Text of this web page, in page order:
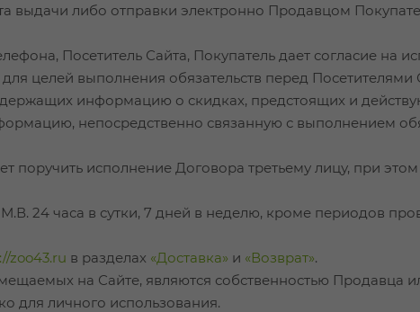
выдачи либо отправки электронно Продавцом
Посетитель Сайта, Покупатель дает согласие на
целей выполнения обязательств перед Посетителями
информацию о скидках, предстоящих и
непосредственно связанную с выполнением
поручить исполнение Договора третьему лицу, при
24 часа в сутки, 7 дней в неделю, кроме периодов
zoo43.ru в разделах «Доставка» и «Возврат».
на Сайте, являются собственностью Продавца
для личного использования.